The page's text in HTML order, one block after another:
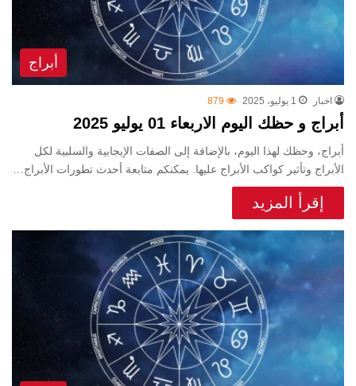
أبراج
اخبار 1 يوليو، 2025 879
أبراج و حظك اليوم الاربعاء 01 يوليو 2025
أبراج، وحظك لهذا اليوم، بالإضافة إلى الصفات الإيجابية والسلبية لكل
الأبراج وتأثير كواكب الأبراج عليها. يمكنكم متابعة أحدث تطورات الأبراج…
إقرأ المزيد